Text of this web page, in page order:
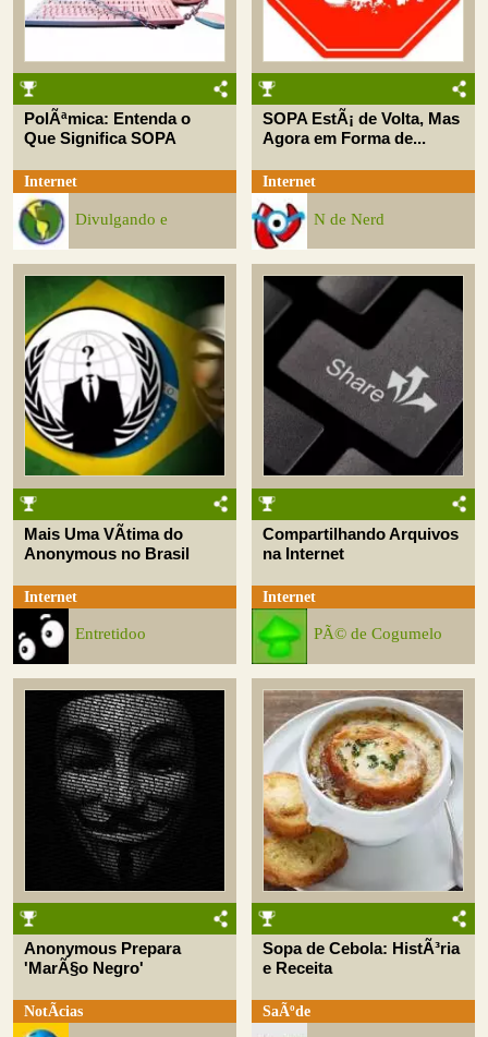
PolÃªmica: Entenda o
Que Significa SOPA
Internet
Divulgando e
SOPA EstÃ¡ de Volta, Mas
Agora em Forma de...
Internet
N de Nerd
Mais Uma VÃ­tima do
Anonymous no Brasil
Internet
Entretidoo
Compartilhando Arquivos
na Internet
Internet
PÃ© de Cogumelo
Anonymous Prepara
'MarÃ§o Negro'
NotÃ­cias
Sopa de Cebola: HistÃ³ria
e Receita
SaÃºde